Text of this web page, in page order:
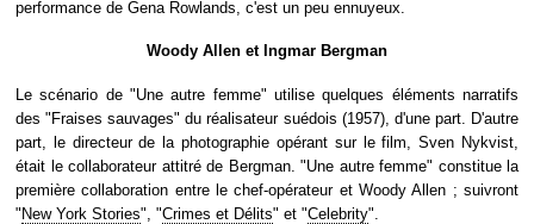
performance de Gena Rowlands, c'est un peu ennuyeux.
Woody Allen et Ingmar Bergman
Le scénario de "Une autre femme" utilise quelques éléments narratifs
des "Fraises sauvages" du réalisateur suédois (1957), d'une part. D'autre
part, le directeur de la photographie opérant sur le film, Sven Nykvist,
était le collaborateur attitré de Bergman. "Une autre femme" constitue la
première collaboration entre le chef-opérateur et Woody Allen ; suivront
"New York Stories", "Crimes et Délits" et "Celebrity".